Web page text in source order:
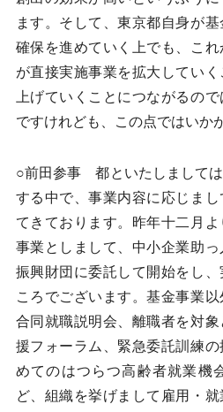
ます。そして、東京都自身が
確保を進めていく上でも、こ
が直接実施事業を拡大してい
上げていくことにつながるの
ですけれども、この点ではいか
○前田参事 都といたしまして
する中で、事業内容に応じま
てきております。昨年十二月
事業としまして、中小企業助
振興財団に委託して開始をし
ころでございます。基金事業
合同就職説明会、離職者を対
援フォーラム、緊急委託訓練
めてのはつらつ高齢者就業機
ど、組織を挙げまして雇用・